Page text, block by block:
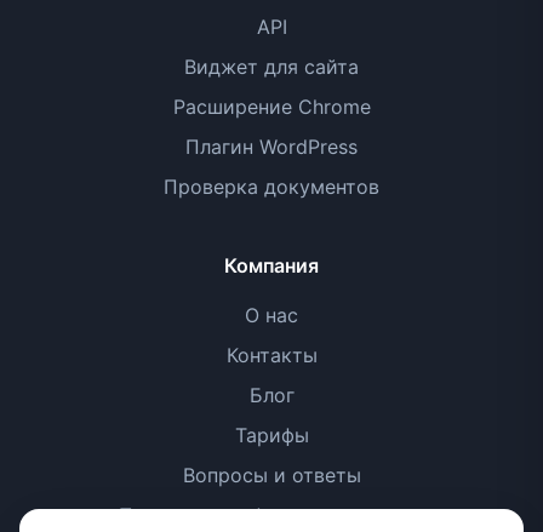
API
Виджет для сайта
Расширение Chrome
Плагин WordPress
Проверка документов
Компания
О нас
Контакты
Блог
Тарифы
Вопросы и ответы
Политика конфиденциальности